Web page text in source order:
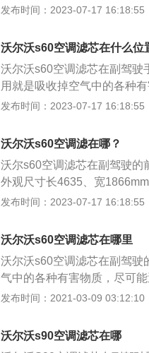
附空气中水分及有害物质；3
尺寸是：长4715mm、宽
8l，行李箱容积为380l，整备
发布时间：2023-07-17 16:18:55
沃尔沃s60空调滤芯在什么位
沃尔沃s60空调滤芯在副驾驶
用就是吸收掉空气中的各种
有害杂质，并且滤芯的过滤
761mm、1850mm、
银色风格为主的豪华版和亮
灯区增加了镀铬装饰，尾灯
尾排布局。
发布时间：2023-07-17 16:18:55
沃尔沃s60空调滤在哪？
沃尔s60空调滤芯在副驾驶的
外观尺寸长4635、宽
三厢车。沃尔s60搭载了
架，后悬架使用了多连杆式
发布时间：2023-07-17 16:18:55
沃尔沃s60空调滤芯在哪里
沃尔沃s60空调滤芯在副驾驶
气中的各种有害物质，尽可
换滤芯的话，会积累越来越
仅影响自己的健康安全，而
的。 那到底怎么更换s60的
发布时间：2021-03-09 03:12:10
沃尔沃s90空调滤芯在哪